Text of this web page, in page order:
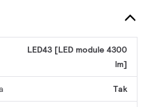
LED43 [LED module 4300
lm]
Tak